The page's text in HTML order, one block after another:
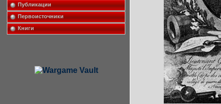
Публикации
Первоисточники
Книги